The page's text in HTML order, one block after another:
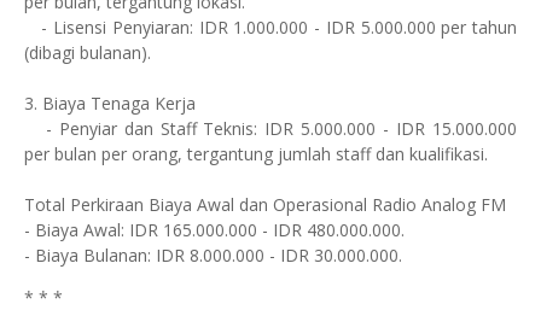
- Lisensi Penyiaran: IDR 1.000.000 - IDR 5.000.000 per tahun
(dibagi bulanan).
3. Biaya Tenaga Kerja
- Penyiar dan Staff Teknis: IDR 5.000.000 - IDR 15.000.000
per bulan per orang, tergantung jumlah staff dan kualifikasi.
Total Perkiraan Biaya Awal dan Operasional Radio Analog FM
- Biaya Awal: IDR 165.000.000 - IDR 480.000.000.
- Biaya Bulanan: IDR 8.000.000 - IDR 30.000.000.
* * *